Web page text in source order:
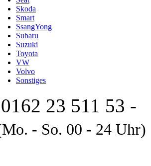
Skoda
Smart
SsangYong
Subaru
Suzuki
Toyota
VW
Volvo
Sonstiges
23 511 53 -
- So. 00 - 24 Uhr)